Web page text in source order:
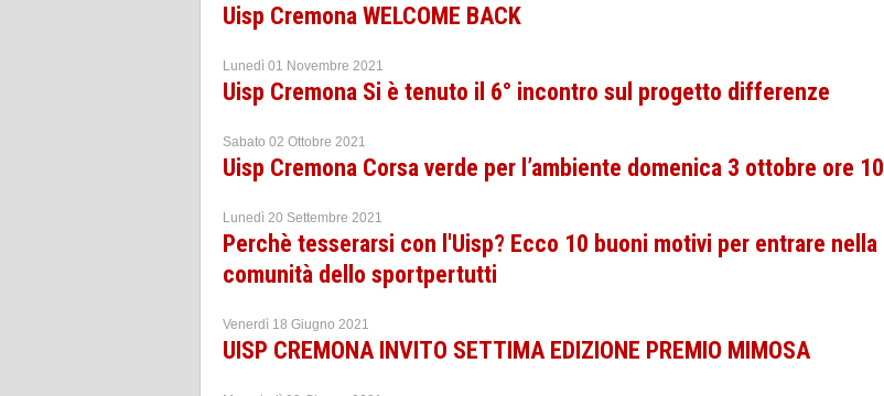
Uisp Cremona WELCOME BACK
Lunedì 01 Novembre 2021
Uisp Cremona Si è tenuto il 6° incontro sul progetto differenze
Sabato 02 Ottobre 2021
Uisp Cremona Corsa verde per l’ambiente domenica 3 ottobre ore 10
Lunedì 20 Settembre 2021
Perchè tesserarsi con l'Uisp? Ecco 10 buoni motivi per entrare nella
comunità dello sportpertutti
Venerdì 18 Giugno 2021
UISP CREMONA INVITO SETTIMA EDIZIONE PREMIO MIMOSA